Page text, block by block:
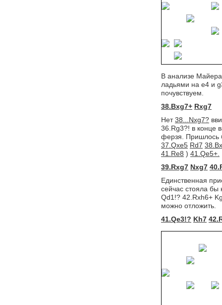
В анализе
ладьями на e4 и
почувствуем.
38.Bxg7+ Rxg7
Нет38...Nxg7?
36.Rg3?! в конце
ферзя. Пришлось
37.Qxe5 Rd7
41.Re8 ) 41.Qe5+.
39.Rxg7 Nxg7
Единственная
сейчас стояла
Qd1!? 42.Rxh6+
можно отложить.
41.Qe3!? Kh7